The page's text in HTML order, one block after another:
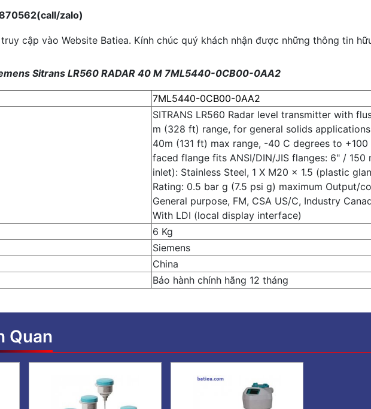
zalo)
cập vào Website Batiea. Kính chúc quý khách nhận được những thông tin
Sitrans LR560 RADAR 40 M 7ML5440-0CB00-0AA2
7ML5440-0CB00-0AA2
SITRANS LR560 Radar level transmitter with
m (328 ft) range, for general solids
40m (131 ft) max range, -40 C degrees to
faced flange fits ANSI/DIN/JIS flanges: 6" /
inlet): Stainless Steel, 1 X M20 x 1.5 (plastic
Rating: 0.5 bar g (7.5 psi g) maximum Output/
General purpose, FM, CSA US/C, Industry
With LDI (local display interface)
6 Kg
Siemens
China
Bảo hành chính hãng 12 tháng
Quan